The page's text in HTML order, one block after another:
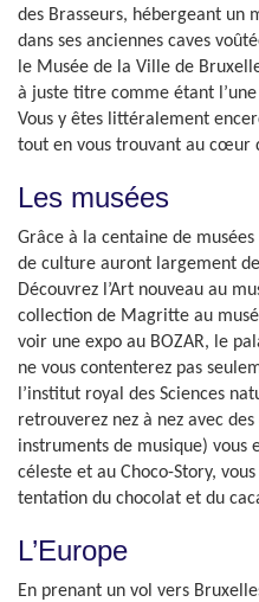
des Brasseurs, hébergeant un
dans ses anciennes caves
le Musée de la Ville de
à juste titre comme étant
Vous y êtes littéralement
tout en vous trouvant au cœur
Les musées
Grâce à la centaine de
de culture auront largement
Découvrez l’Art nouveau au
collection de Magritte au
voir une expo au BOZAR, le
ne vous contenterez pas
l’institut royal des Sciences
retrouverez nez à nez avec
instruments de musique) vous
céleste et au Choco-Story,
tentation du chocolat et du
L’Europe
En prenant un vol vers